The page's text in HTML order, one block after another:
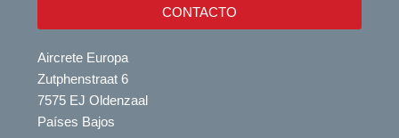
CONTACTO
Aircrete Europa
Zutphenstraat 6
7575 EJ Oldenzaal
Países Bajos